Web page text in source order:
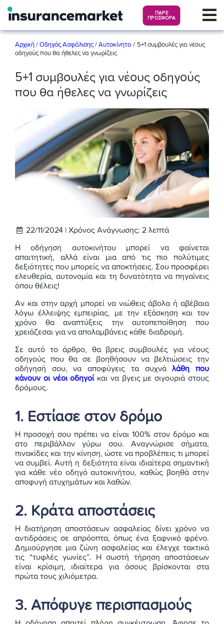
ΠΑΡΕ
ΠΡΟΣΦΟΡΑ
Αρχική / Οδηγός Ασφάλισης / Αυτοκίνητο / 5+1 συμβουλές για νέους
οδηγούς που θα ήθελες να γνωρίζεις
5+1 συμβουλές για νέους οδηγούς
που θα ήθελες να γνωρίζεις
22/11/2024 | Χρόνος Ανάγνωσης: 2 λεπτά
Η οδήγηση αυτοκινήτου μπορεί να φαίνεται
απαιτητική, αλλά είναι μια από τις πιο πολύτιμες
δεξιότητες που μπορείς να αποκτήσεις. Σου προσφέρει
ελευθερία, αυτονομία και τη δυνατότητα να πηγαίνεις
όπου θέλεις!
Αν και στην αρχή μπορεί να νιώθεις άβολα ή αβέβαια
λόγω έλλειψης εμπειρίας, με την εξάσκηση και τον
χρόνο θα αναπτύξεις την αυτοπεποίθηση που
χρειάζεσαι για να απολαμβάνεις κάθε διαδρομή.
Σε αυτό το άρθρο, θα βρεις συμβουλές για νέους
οδηγούς που θα σε βοηθήσουν να βελτιώσεις την
οδήγησή σου, να αποφύγεις τα συχνάλάθη που
κάνουν οι νέοι οδηγοί και να βγεις με σιγουριά στους
δρόμους.
1. Εστίασε στον δρόμο
Η προσοχή σου πρέπει να είναι 100% στον δρόμο και
στο περιβάλλον γύρω σου. Αναγνώρισε σήματα,
πινακίδες και την κίνηση, ώστε να προβλέπεις τι μπορεί
να συμβεί. Αυτή η δεξιότητα είναι ιδιαίτερα σημαντική
για κάθε νέο οδηγό αυτοκινήτου, καθώς βοηθά στην
αποφυγή ατυχημάτων και λαθών.
2. Κράτα αποστάσεις
Η διατήρηση αποστάσεων ασφαλείας δίνει χρόνο να
αντιδράσεις σε απρόοπτα, όπως ένα ξαφνικό φρένο.
Δημιούργησε μια ζώνη ασφαλείας και έλεγχε τακτικά
τις “τυφλές γωνίες”. Η σωστή τήρηση αποστάσεων
είναι κρίσιμη, ιδιαίτερα για όσους βρίσκονται στα
πρώτα τους χιλιόμετρα.
3. Απόφυγε περισπασμούς